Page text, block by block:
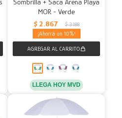
Sombrilla + Saca Arena Playa
MOR - Verde
$ 2.867 $ 3.188
10
LLEGA HOY MVD